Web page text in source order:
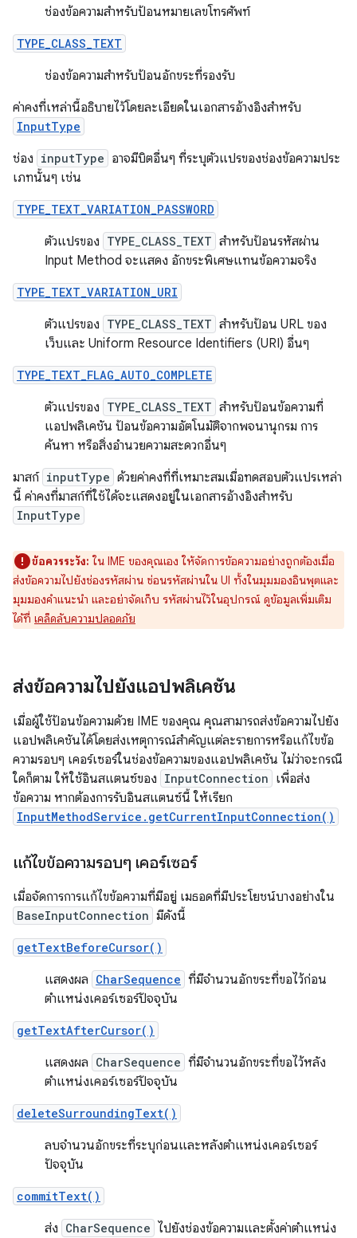
ช่องข้อความสำหรับป้อนหมายเลขโทรศัพท์
TYPE_CLASS_TEXT
ช่องข้อความสำหรับป้อนอักขระที่รองรับ
ค่าคงที่เหล่านี้อธิบายไว้โดยละเอียดในเอกสารอ้างอิงสำหรับ
InputType
ช่อง inputType อาจมีบิตอื่นๆ ที่ระบุตัวแปรของช่องข้อความประ
เภทนั้นๆ เช่น
TYPE_TEXT_VARIATION_PASSWORD
ตัวแปรของ TYPE_CLASS_TEXT สำหรับป้อนรหัสผ่าน
Input Method จะแสดง อักขระพิเศษแทนข้อความจริง
TYPE_TEXT_VARIATION_URI
ตัวแปรของ TYPE_CLASS_TEXT สำหรับป้อน URL ของ
เว็บและ Uniform Resource Identifiers (URI) อื่นๆ
TYPE_TEXT_FLAG_AUTO_COMPLETE
ตัวแปรของ TYPE_CLASS_TEXT สำหรับป้อนข้อความที่
แอปพลิเคชัน ป้อนข้อความอัตโนมัติจากพจนานุกรม การ
ค้นหา หรือสิ่งอำนวยความสะดวกอื่นๆ
มาสก์ inputType ด้วยค่าคงที่ที่เหมาะสมเมื่อทดสอบตัวแปรเหล่า
นี้ ค่าคงที่มาสก์ที่ใช้ได้จะแสดงอยู่ในเอกสารอ้างอิงสำหรับ
InputType
ข้อควรระวัง: ใน IME ของคุณเอง ให้จัดการข้อความอย่างถูกต้องเมื่อ
ส่งข้อความไปยังช่องรหัสผ่าน ซ่อนรหัสผ่านใน UI ทั้งในมุมมองอินพุตและ
มุมมองคำแนะนำ และอย่าจัดเก็บ รหัสผ่านไว้ในอุปกรณ์ ดูข้อมูลเพิ่มเติม
ได้ที่ เคล็ดลับความปลอดภัย
ส่งข้อความไปยังแอปพลิเคชัน
เมื่อผู้ใช้ป้อนข้อความด้วย IME ของคุณ คุณสามารถส่งข้อความไปยัง
แอปพลิเคชันได้โดยส่งเหตุการณ์สำคัญแต่ละรายการหรือแก้ไขข้อ
ความรอบๆ เคอร์เซอร์ในช่องข้อความของแอปพลิเคชัน ไม่ว่าจะกรณี
ใดก็ตาม ให้ใช้อินสแตนซ์ของ InputConnection เพื่อส่ง
ข้อความ หากต้องการรับอินสแตนซ์นี้ ให้เรียก
InputMethodService.getCurrentInputConnection()
แก้ไขข้อความรอบๆ เคอร์เซอร์
เมื่อจัดการการแก้ไขข้อความที่มีอยู่ เมธอดที่มีประโยชน์บางอย่างใน
BaseInputConnection มีดังนี้
getTextBeforeCursor()
แสดงผล CharSequence ที่มีจำนวนอักขระที่ขอไว้ก่อน
ตำแหน่งเคอร์เซอร์ปัจจุบัน
getTextAfterCursor()
แสดงผล CharSequence ที่มีจำนวนอักขระที่ขอไว้หลัง
ตำแหน่งเคอร์เซอร์ปัจจุบัน
deleteSurroundingText()
ลบจำนวนอักขระที่ระบุก่อนและหลังตำแหน่งเคอร์เซอร์
ปัจจุบัน
commitText()
ส่ง CharSequence ไปยังช่องข้อความและตั้งค่าตำแหน่ง